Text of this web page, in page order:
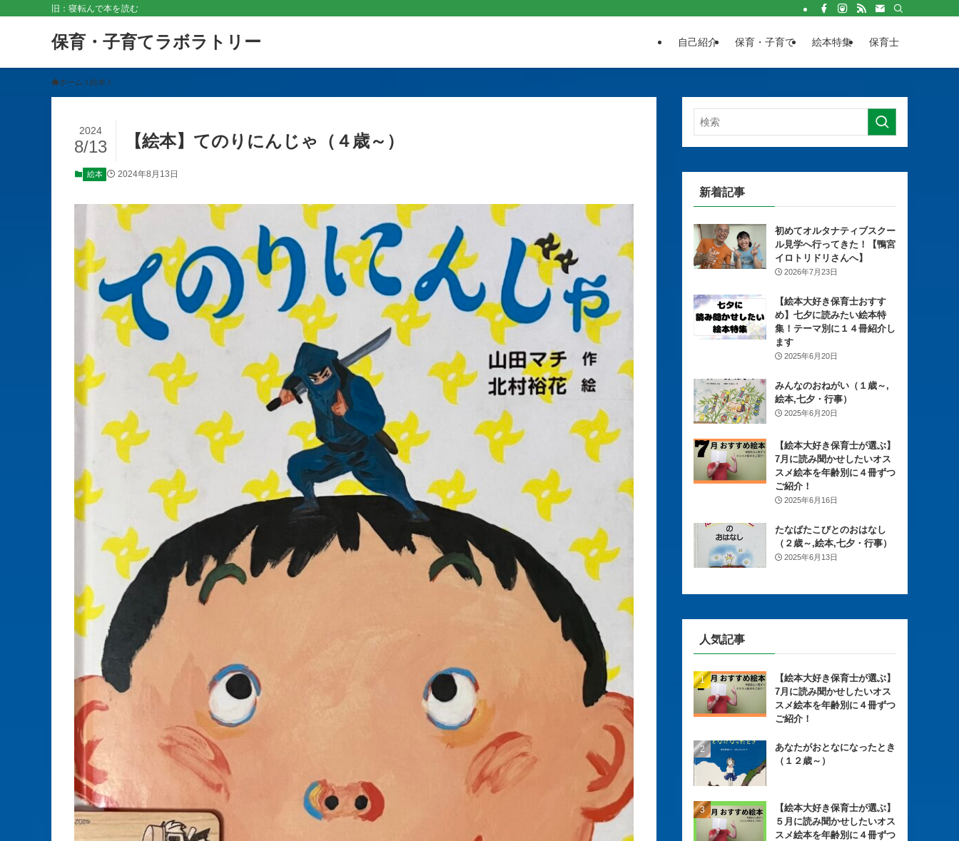
旧：寝転んで本を読む
保育・子育てラボラトリー 自己紹介 保育・子育て 絵本特集 保育士
ホーム 絵本
【絵本】てのりにんじゃ（４歳～）
2024
8/13
絵本 2024年8月13日
新着記事
初めてオルタナティブスクー
ル見学へ行ってきた！【鴨宮
イロトリドリさんへ】
2026年7月23日
【絵本大好き保育士おすす
め】七夕に読みたい絵本特
集！テーマ別に１４冊紹介し
ます
2025年6月20日
みんなのおねがい（１歳～,
絵本,七夕・行事）
2025年6月20日
【絵本大好き保育士が選ぶ】
7月に読み聞かせしたいオス
スメ絵本を年齢別に４冊ずつ
ご紹介！
2025年6月16日
たなばたこびとのおはなし
（２歳～,絵本,七夕・行事）
2025年6月13日
人気記事
【絵本大好き保育士が選ぶ】
7月に読み聞かせしたいオス
スメ絵本を年齢別に４冊ずつ
ご紹介！
あなたがおとなになったとき
（１２歳～）
【絵本大好き保育士が選ぶ】
５月に読み聞かせしたいオス
スメ絵本を年齢別に４冊ずつ